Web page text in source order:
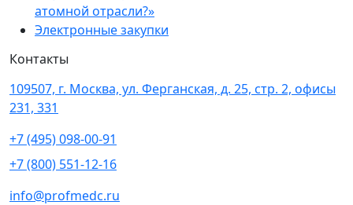
атомной отрасли?»
Электронные закупки
Контакты
109507, г. Москва, ул. Ферганская, д. 25, стр. 2, офисы
231, 331
+7 (495) 098-00-91
+7 (800) 551-12-16
info@profmedc.ru